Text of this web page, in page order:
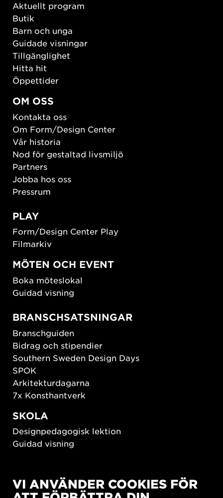
Aktuellt program
Butik
Barn och unga
Guidade visningar
Tillgänglighet
Hitta hit
Öppettider
OM OSS
Kontakta oss
Om Form/Design Center
Vår historia
Nod för gestaltad livsmiljö
Partners
Jobba hos oss
Pressrum
PLAY
Form/Design Center Play
Filmarkiv
MÖTEN OCH EVENT
Boka möteslokal
Guidad visning
BRANSCHSATSNINGAR
Branschguiden
Bidrag och stipendier
Southern Sweden Design Days
SPOK
Arkitekturdagarna
7x Konsthantverk
SKOLA
Designpedagogisk lektion
Guidad visning
New European Bauhaus
SUSTAINORDIC
VI ANVÄNDER COOKIES FÖR